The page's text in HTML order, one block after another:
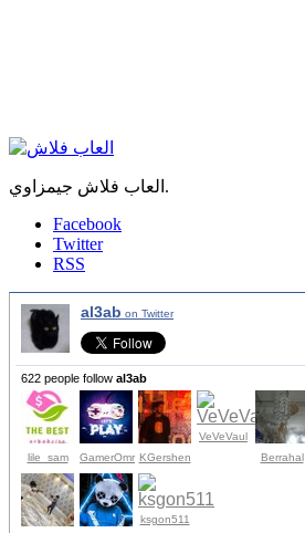
العاب فلاش جيمزاوي.
Facebook
Twitter
RSS
al3ab on Twitter
622 people follow al3ab
lile_sam GamerOmr KGershen
VeVeVaul
Berrahal
ksgon511